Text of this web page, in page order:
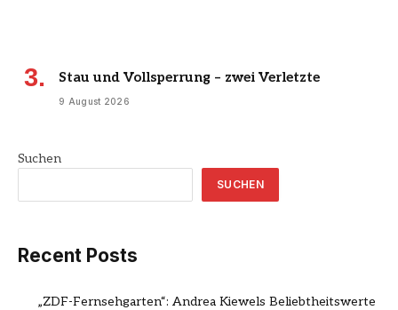
Stau und Vollsperrung – zwei Verletzte
9 August 2026
Suchen
SUCHEN
Recent Posts
„ZDF-Fernsehgarten“: Andrea Kiewels Beliebtheitswerte